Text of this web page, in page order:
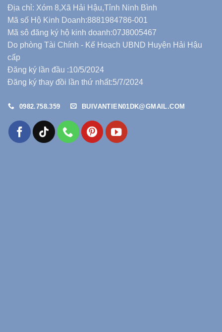
Địa chỉ: Xóm 8,Xã Hải Hậu,Tỉnh Ninh Bình
Mã số Hộ Kinh Doanh:8881984786-001
Mã sô đăng ký hộ kinh doanh:07J8005467
Do phòng Tài Chính - Kế Hoạch UBND Huyện Hải Hậu
cấp
Đăng ký lần đầu :10/5/2024
Đăng ký thay đồi lần thứ nhất:5/7/2024
0982.758.359 BUIVANTIEN01DK@GMAIL.COM